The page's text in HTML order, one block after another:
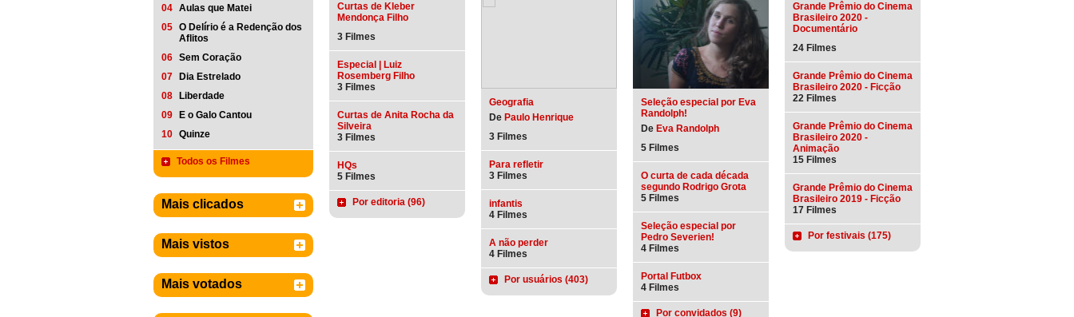
04 Aulas que Matei
05 O Delírio é a Redenção dos
Aflitos
06 Sem Coração
07
Dia Estrelado
08
Liberdade
09
E o Galo Cantou
10 Quinze
Todos os Filmes
Mais clicados
Mais vistos
Mais votados
Curtas de Kleber
Mendonça Filho
3 Filmes
Especial | Luiz
Rosemberg Filho
3 Filmes
Curtas de Anita Rocha da
Silveira
3 Filmes
HQs
5 Filmes
Por editoria (96)
Geografia
De Paulo Henrique
3 Filmes
Para refletir
3 Filmes
infantis
4 Filmes
A não perder
4 Filmes
Por usuários (403)
Seleção especial por Eva
Randolph!
De Eva Randolph
5 Filmes
O curta de cada década
segundo Rodrigo Grota
5 Filmes
Seleção especial por
Pedro Severien!
4 Filmes
Portal Futbox
4 Filmes
Por convidados (9)
Grande Prêmio do Cinema
Brasileiro 2020 -
Documentário
24 Filmes
Grande Prêmio do Cinema
Brasileiro 2020 - Ficção
22 Filmes
Grande Prêmio do Cinema
Brasileiro 2020 -
Animação
15 Filmes
Grande Prêmio do Cinema
Brasileiro 2019 - Ficção
17 Filmes
Por festivais (175)